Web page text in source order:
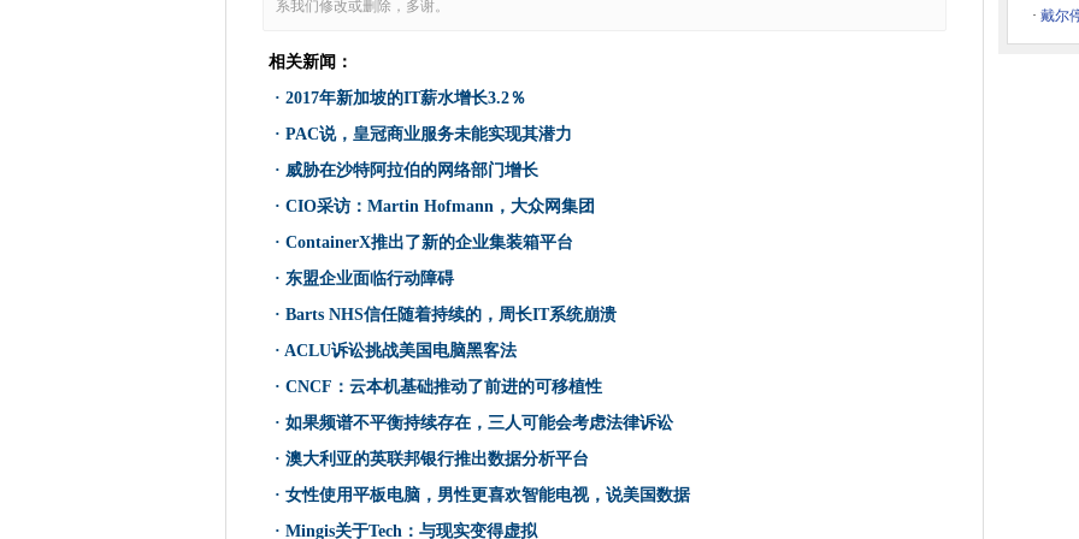
更新：黑客可能会改变Facebook Messenger聊天日志
外包水市场系统启动和运行
HMRC海关IT系统的财政部委员会的信心崩溃'
PAC说，皇冠商业服务未能实现其潜力
Gatwick推出增强现实机场导航
技术乔布斯报告：安全，DevOps和大数据保持热
小米在美国入境计划之前收购微软的专利
威胁在沙特阿拉伯的网络部门增长
CIO采访：Martin Hofmann，大众网集团
NHS Digital拾取了无纸体医疗保健的速度
几乎四分之一的英国和美国公司可能会错过GDPR截止日期
宝马与英特尔，移动式队伍，将自行车自行车到2021年
系我们修改或删除，多谢。
相关新闻：
· 2017年新加坡的IT薪水增长3.2％
· PAC说，皇冠商业服务未能实现其潜力
· 威胁在沙特阿拉伯的网络部门增长
· CIO采访：Martin Hofmann，大众网集团
· ContainerX推出了新的企业集装箱平台
· 东盟企业面临行动障碍
· Barts NHS信任随着持续的，周长IT系统崩溃
· ACLU诉讼挑战美国电脑黑客法
· CNCF：云本机基础推动了前进的可移植性
· 如果频谱不平衡持续存在，三人可能会考虑法律诉讼
· 澳大利亚的英联邦银行推出数据分析平台
· 女性使用平板电脑，男性更喜欢智能电视，说美国数据
· Mingis关于Tech：与现实变得虚拟
· 戴尔